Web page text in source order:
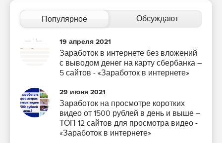
Популярное Обсуждают
19 апреля 2021
Заработок в интернете без вложений
с выводом денег на карту сбербанка –
5 сайтов - «Заработок в интернете»
29 июня 2021
Заработок на просмотре коротких
видео от 1500 рублей в день и выше –
ТОП 12 сайтов для просмотра видео -
«Заработок в интернете»